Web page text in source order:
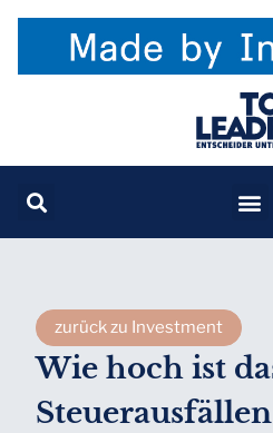
zurück zu Investment
Wie hoch ist